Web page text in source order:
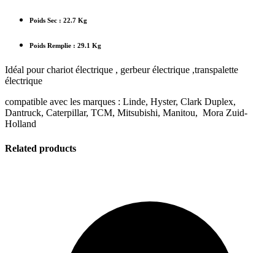
Poids Sec : 22.7 Kg
Poids Remplie : 29.1 Kg
Idéal pour chariot électrique , gerbeur électrique ,transpalette
électrique
compatible avec les marques : Linde, Hyster, Clark Duplex,
Dantruck, Caterpillar, TCM, Mitsubishi, Manitou, Mora Zuid-
Holland
Related products